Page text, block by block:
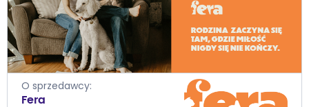
O sprzedawcy
Fera